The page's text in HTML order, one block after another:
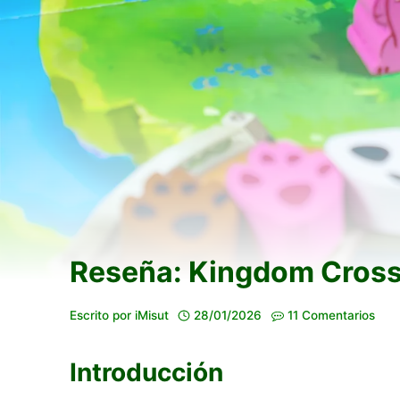
Reseña: Kingdom
Escrito por iMisut 28/01/2026 11 Comentarios
Introducción